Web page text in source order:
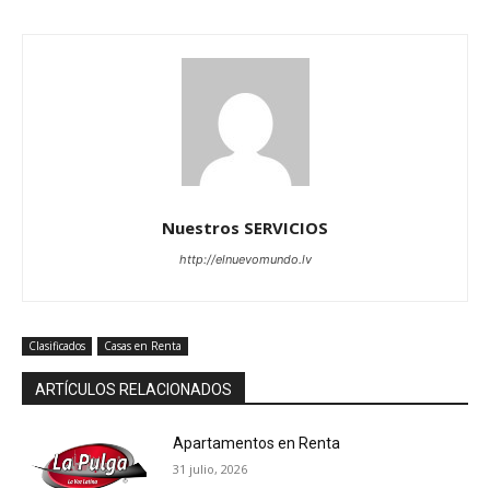
Nuestros SERVICIOS
http://elnuevomundo.lv
Clasificados Casas en Renta
ARTÍCULOS RELACIONADOS
Apartamentos en Renta
31 julio, 2026